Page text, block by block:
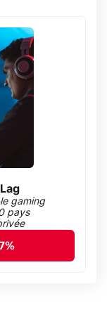
gaming
pays